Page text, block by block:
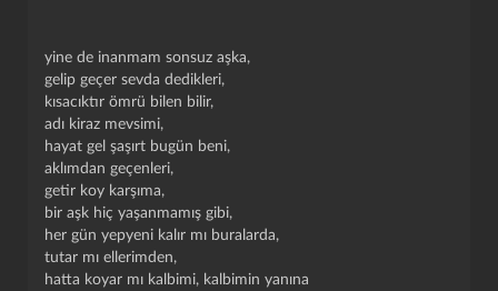
yine de inanmam sonsuz aşka,
gelip geçer sevda dedikleri,
kısacıktır ömrü bilen bilir,
adı kiraz mevsimi,
hayat gel şaşırt bugün beni,
aklımdan geçenleri,
getir koy karşıma,
bir aşk hiç yaşanmamış gibi,
her gün yepyeni kalır mı buralarda,
tutar mı ellerimden,
hatta koyar mı kalbimi, kalbimin yanına